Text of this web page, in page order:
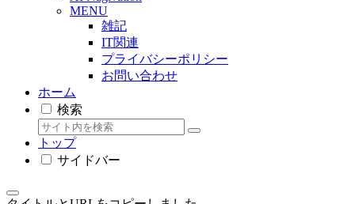
MENU
雑記
IT関連
プライバシーポリシー
お問い合わせ
ホーム
検索
トップ
サイドバー